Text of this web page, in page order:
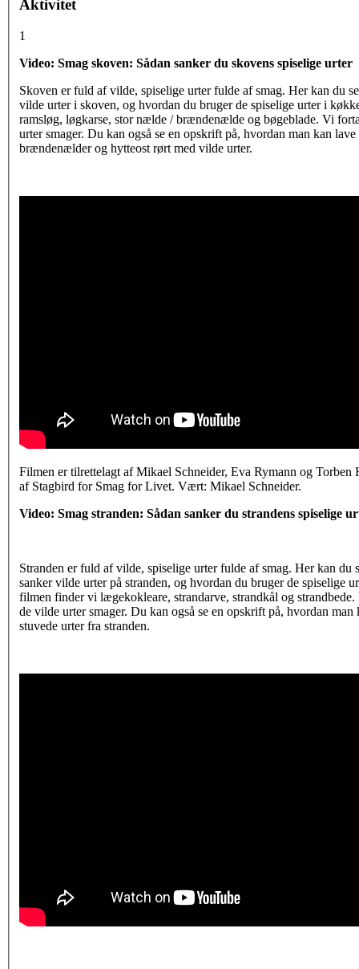
Aktivitet
1
Video: Smag skoven: Sådan sanker du skovens spiselige urter
Skoven er fuld af vilde, spiselige urter fulde af smag. Her kan du
vilde urter i skoven, og hvordan du bruger de spiselige urter i
ramsløg, løgkarse, stor nælde / brændenælde og bøgeblade. Vi
urter smager. Du kan også se en opskrift på, hvordan man kan
brændenælder og hytteost rørt med vilde urter.
Filmen er tilrettelagt af Mikael Schneider, Eva Rymann og Torben
af Stagbird for Smag for Livet. Vært: Mikael Schneider.
Video: Smag stranden: Sådan sanker du strandens spiselige
Stranden er fuld af vilde, spiselige urter fulde af smag. Her kan du
sanker vilde urter på stranden, og hvordan du bruger de spiselige
filmen finder vi lægekokleare, strandarve, strandkål og
de vilde urter smager. Du kan også se en opskrift på, hvordan man
stuvede urter fra stranden.